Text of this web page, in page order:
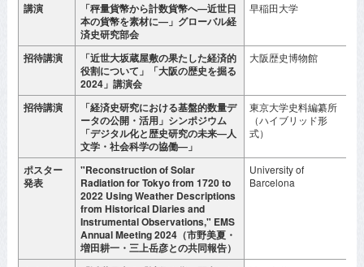
講演
「秤量貨幣から計数貨幣へ―近世日
本の貨幣を素材に―」グローバル経
済史研究部会
早稲田大学
招待講演
「近世大坂蔵屋敷の果たした経済的
役割について」「大阪の歴史を掘る
2024」講演会
大阪歴史博物館
招待講演
「経済史研究における基盤的数量デ
ータの公開・活用」シンポジウム
「デジタル化と歴史研究の未来―人
文学・社会科学の協働―」
東京大学史料編纂所
（ハイブリッド形
式）
ポスター
発表
"Reconstruction of Solar
Radiation for Tokyo from 1720 to
2022 Using Weather Descriptions
from Historical Diaries and
Instrumental Observations," EMS
Annual Meeting 2024（市野美夏・
増田耕一・三上岳彦との共同報告）
University of
Barcelona